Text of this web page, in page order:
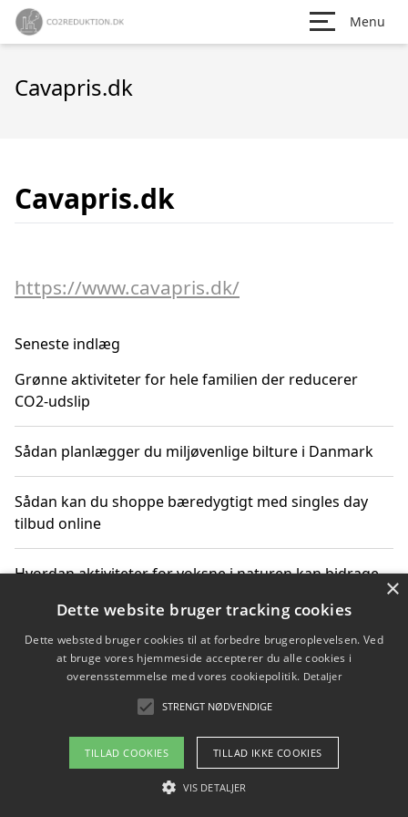
Menu
Cavapris.dk
Cavapris.dk
https://www.cavapris.dk/
Seneste indlæg
Grønne aktiviteter for hele familien der reducerer
CO2-udslip
Sådan planlægger du miljøvenlige bilture i Danmark
Sådan kan du shoppe bæredygtigt med singles day
tilbud online
Hvordan aktiviteter for voksne i naturen kan bidrage
Sådan planlægger du dine vigtige datoer for CO2-
reduktion
Copyright 2026 - Pilanto Aps
Om / kontakt
×
Dette website bruger tracking cookies
Dette websted bruger cookies til at forbedre brugeroplevelsen. Ved
at bruge vores hjemmeside accepterer du alle cookies i
overensstemmelse med vores cookiepolitik. Detaljer
STRENGT NØDVENDIGE
TILLAD COOKIES TILLAD IKKE COOKIES
VIS DETALJER